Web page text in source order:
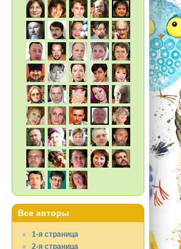
Все авторы
1-я страница
2-я страница